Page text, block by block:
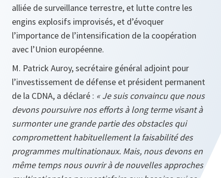
alliée de surveillance terrestre, et lutte contre les
engins explosifs improvisés, et d’évoquer
l’importance de l’intensification de la coopération
avec l’Union européenne.
M. Patrick Auroy, secrétaire général adjoint pour
l’investissement de défense et président permanent
de la CDNA, a déclaré : « Je suis convaincu que nous
devons poursuivre nos efforts à long terme visant à
surmonter une grande partie des obstacles qui
compromettent habituellement la faisabilité des
programmes multinationaux. Mais, nous devons en
même temps nous ouvrir à de nouvelles approches